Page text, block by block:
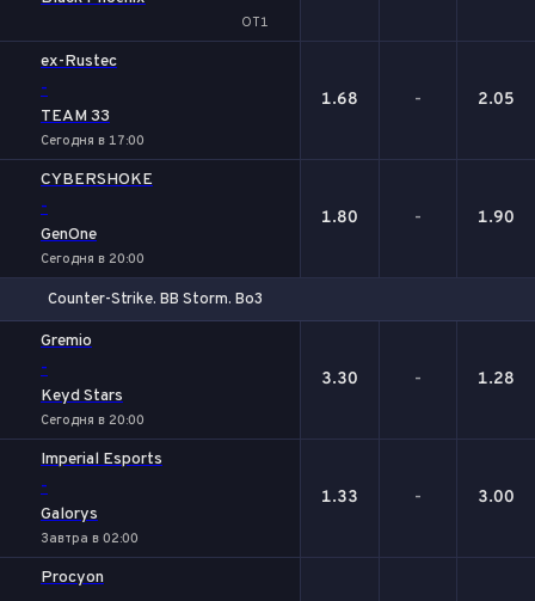
ОТ1
ex-Rustec
-
TEAM 33
Сегодня в 17:00
1.68 - 2.05
CYBERSHOKE
-
GenOne
Сегодня в 20:00
1.80 - 1.90
Counter-Strike. BB Storm. Bo3
Gremio
-
Keyd Stars
Сегодня в 20:00
3.30 - 1.28
Imperial Esports
-
Galorys
Завтра в 02:00
1.33 - 3.00
Procyon